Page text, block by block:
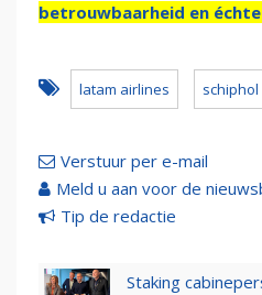
betrouwbaarheid en
latam airlines schiphol
Verstuur per e-mail
Meld u aan voor de
Tip de redactie
Staking